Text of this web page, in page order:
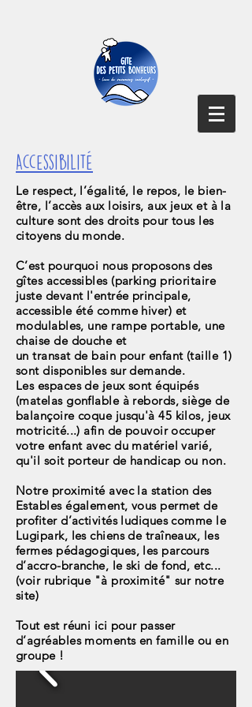
Accessibilité
Le respect, l’égalité, le repos, le bien-
être, l’accès aux loisirs, aux jeux et à la
culture sont des droits pour tous les
citoyens du monde.
C’est pourquoi nous proposons des
gîtes accessibles (parking prioritaire
juste devant l'entrée principale,
accessible été comme hiver) et
modulables, une rampe portable, une
chaise de douche et
un transat de bain pour enfant (taille 1)
sont disponibles sur demande.
Les espaces de jeux sont équipés
(matelas gonflable à rebords, siège de
balançoire coque jusqu'à 45 kilos, jeux
motricité...) afin de pouvoir occuper
votre enfant avec du matériel varié,
qu'il soit porteur de handicap ou non.
Notre proximité avec la station des
Estables également, vous permet de
profiter d’activités ludiques comme le
Lugipark, les chiens de traîneaux, les
fermes pédagogiques, les parcours
d’accro-branche, le ski de fond, etc...
(voir rubrique "à proximité" sur notre
site)
Tout est réuni ici pour passer
d’agréables moments en famille ou en
groupe !